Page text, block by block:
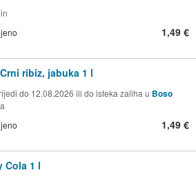
1,49 €
ribiz, jabuka 1 l
do 12.08.2026 ili do isteka zaliha u Boso
1,49 €
Cola 1 l